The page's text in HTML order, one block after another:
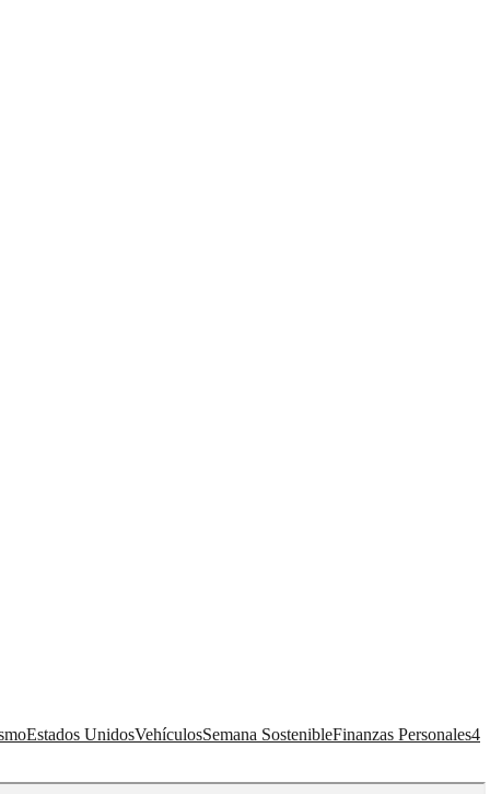
Estados UnidosVehículosSemana SostenibleFinanzas Personales4